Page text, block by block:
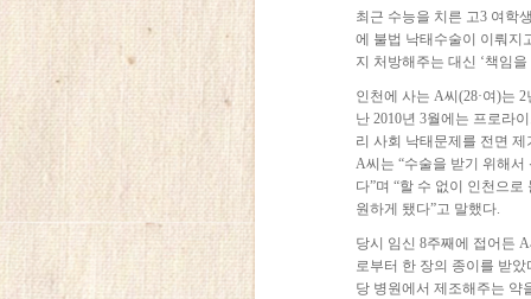
최근 수능을 치른 고3 여학
에 불법 낙태수술이 이뤄지
지 처방해주는 대신 ‘책임
인천에 사는 A씨(28·여)는
난 2010년 3월에는 프로라
리 사회 낙태문제를 전면
A씨는 “수술을 받기 위해
다”며 “할 수 없이 인천으
원하게 됐다”고 말했다.
당시 임신 8주째에 접어든
로부터 한 장의 종이를 받
당 병원에서 제조해주는 약